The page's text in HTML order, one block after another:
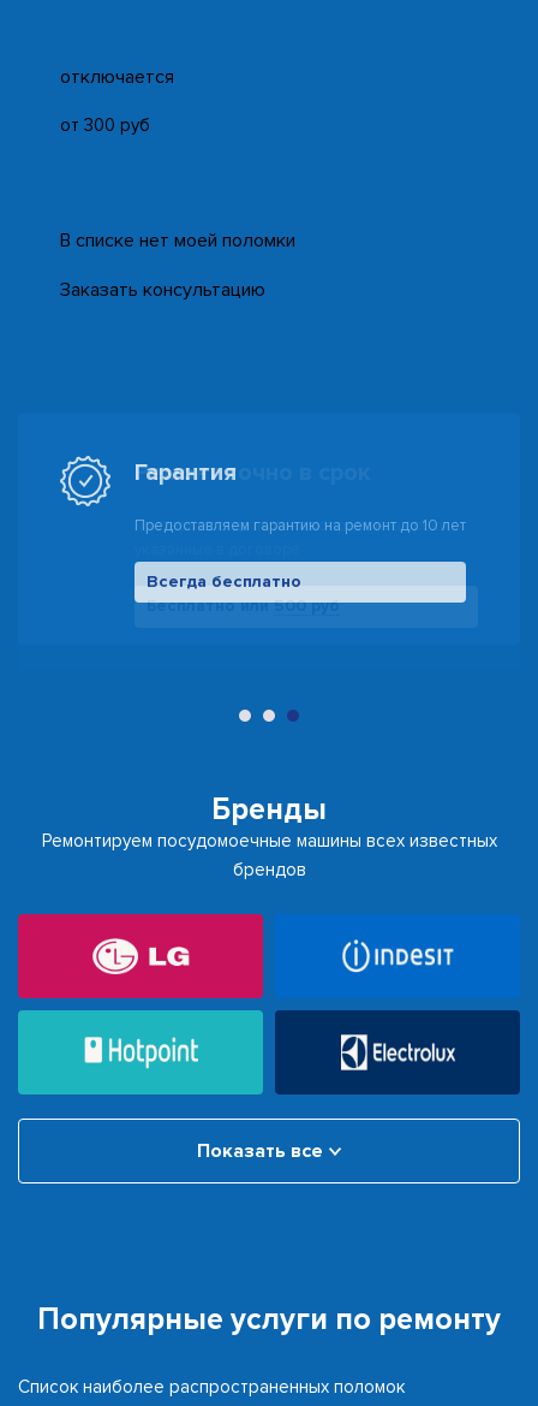
отключается
от 300 руб
В списке нет моей поломки
Заказать консультацию
500 руб
Гарантия
Предоставляем гарантию на ремонт до 10 лет
Всегда бесплатно
Бренды
Ремонтируем посудомоечные машины всех известных
брендов
Показать все
Популярные услуги по ремонту
Список наиболее распространенных поломок